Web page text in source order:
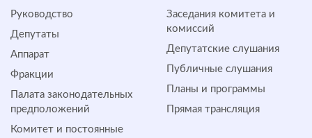
Руководство
Депутаты
Аппарат
Фракции
Палата законодательных
предположений
Комитет и постоянные
Заседания комитета и
комиссий
Депутатские слушания
Публичные слушания
Планы и программы
Прямая трансляция